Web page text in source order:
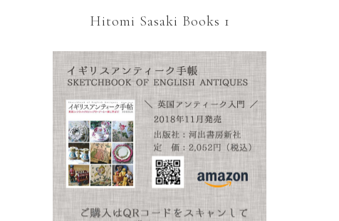
Hitomi Sasaki Books 1